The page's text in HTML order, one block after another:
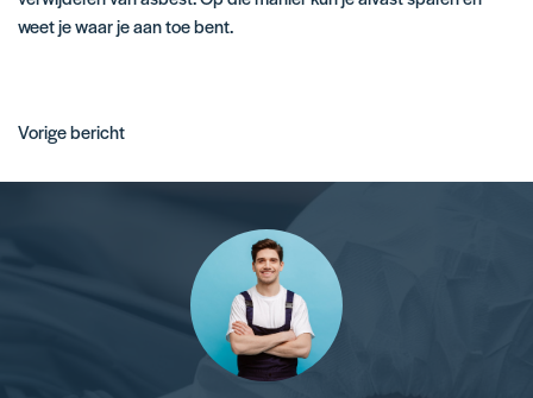
weet je waar je aan toe bent.
Bericht
navigatie
Vorige bericht